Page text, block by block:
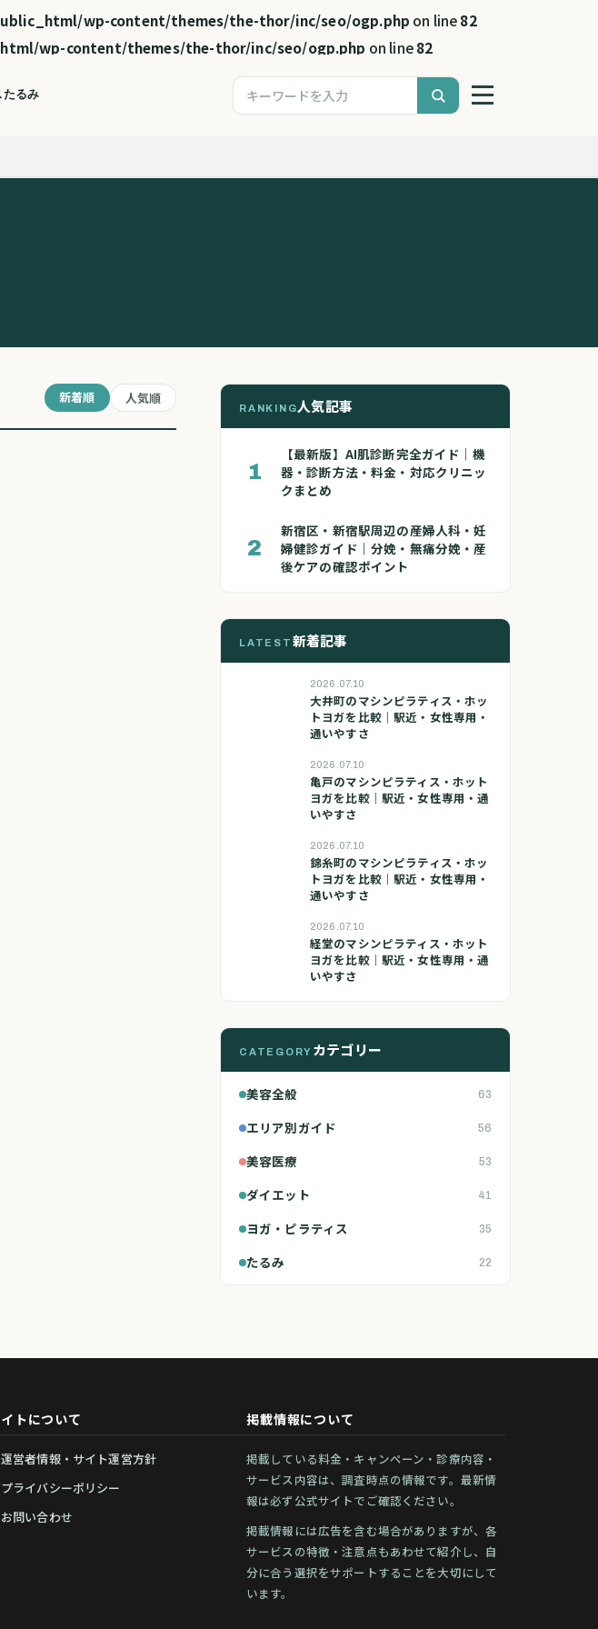
wp-content/themes/the-thor/inc/seo/ogp.php on line82
wp-content/themes/the-thor/inc/seo/ogp.php on line82
たるみ
新着順 人気順
RANKING人気記事
1
【最新版】AI肌診断完全ガイド｜機
器・診断方法・料金・対応クリニッ
クまとめ
2
新宿区・新宿駅周辺の産婦人科・妊
婦健診ガイド｜分娩・無痛分娩・産
後ケアの確認ポイント
LATEST 新着記事
2026.07.10
大井町のマシンピラティス・ホッ
トヨガを比較｜駅近・女性専用・
通いやすさ
2026.07.10
亀戸のマシンピラティス・ホット
ヨガを比較｜駅近・女性専用・通
いやすさ
2026.07.10
錦糸町のマシンピラティス・ホッ
トヨガを比較｜駅近・女性専用・
通いやすさ
2026.07.10
経堂のマシンピラティス・ホット
ヨガを比較｜駅近・女性専用・通
いやすさ
CATEGORY カテゴリー
美容全般 63
エリア別ガイド 56
美容医療 53
ダイエット 41
ヨガ・ピラティス 35
たるみ 22
トについて
運営者情報・サイト運営方針
プライバシーポリシー
お問い合わせ
掲載情報について
掲載している料金・キャンペーン・診療内容・
サービス内容は、調査時点の情報です。最新情
報は必ず公式サイトでご確認ください。
掲載情報には広告を含む場合がありますが、各
サービスの特徴・注意点もあわせて紹介し、自
分に合う選択をサポートすることを大切にして
います。